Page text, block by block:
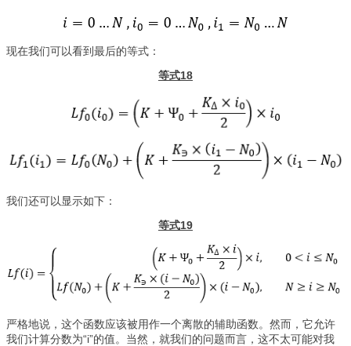
现在我们可以看到最后的等式：
等式18
我们还可以显示如下：
等式19
严格地说，这个函数应该被用作一个离散的辅助函数。然而，它允许
我们计算分数为“i”的值。当然，就我们的问题而言，这不太可能对我